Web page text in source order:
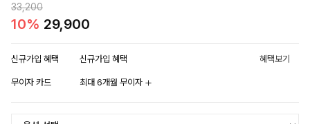
33,200
10% 29,900
신규가입 혜택 신규가입 혜택 혜택보기
무이자 카드 최대 6개월 무이자